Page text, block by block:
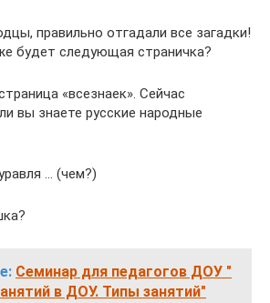
правильно отгадали все загадки!
будет следующая страничка?
«всезнаек». Сейчас
вы знаете русские народные
… (чем?)
Семинар для педагогов ДОУ "
в ДОУ. Типы занятий"